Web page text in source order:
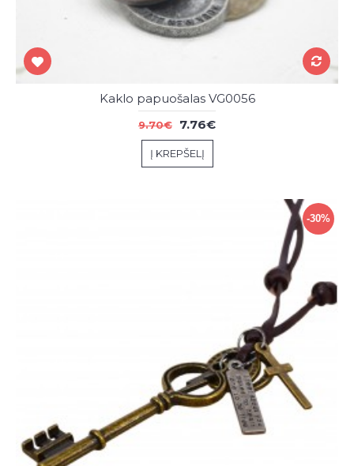
Kaklo papuošalas VG0056
9.70€ 7.76€
Į KREPŠELĮ
-30%